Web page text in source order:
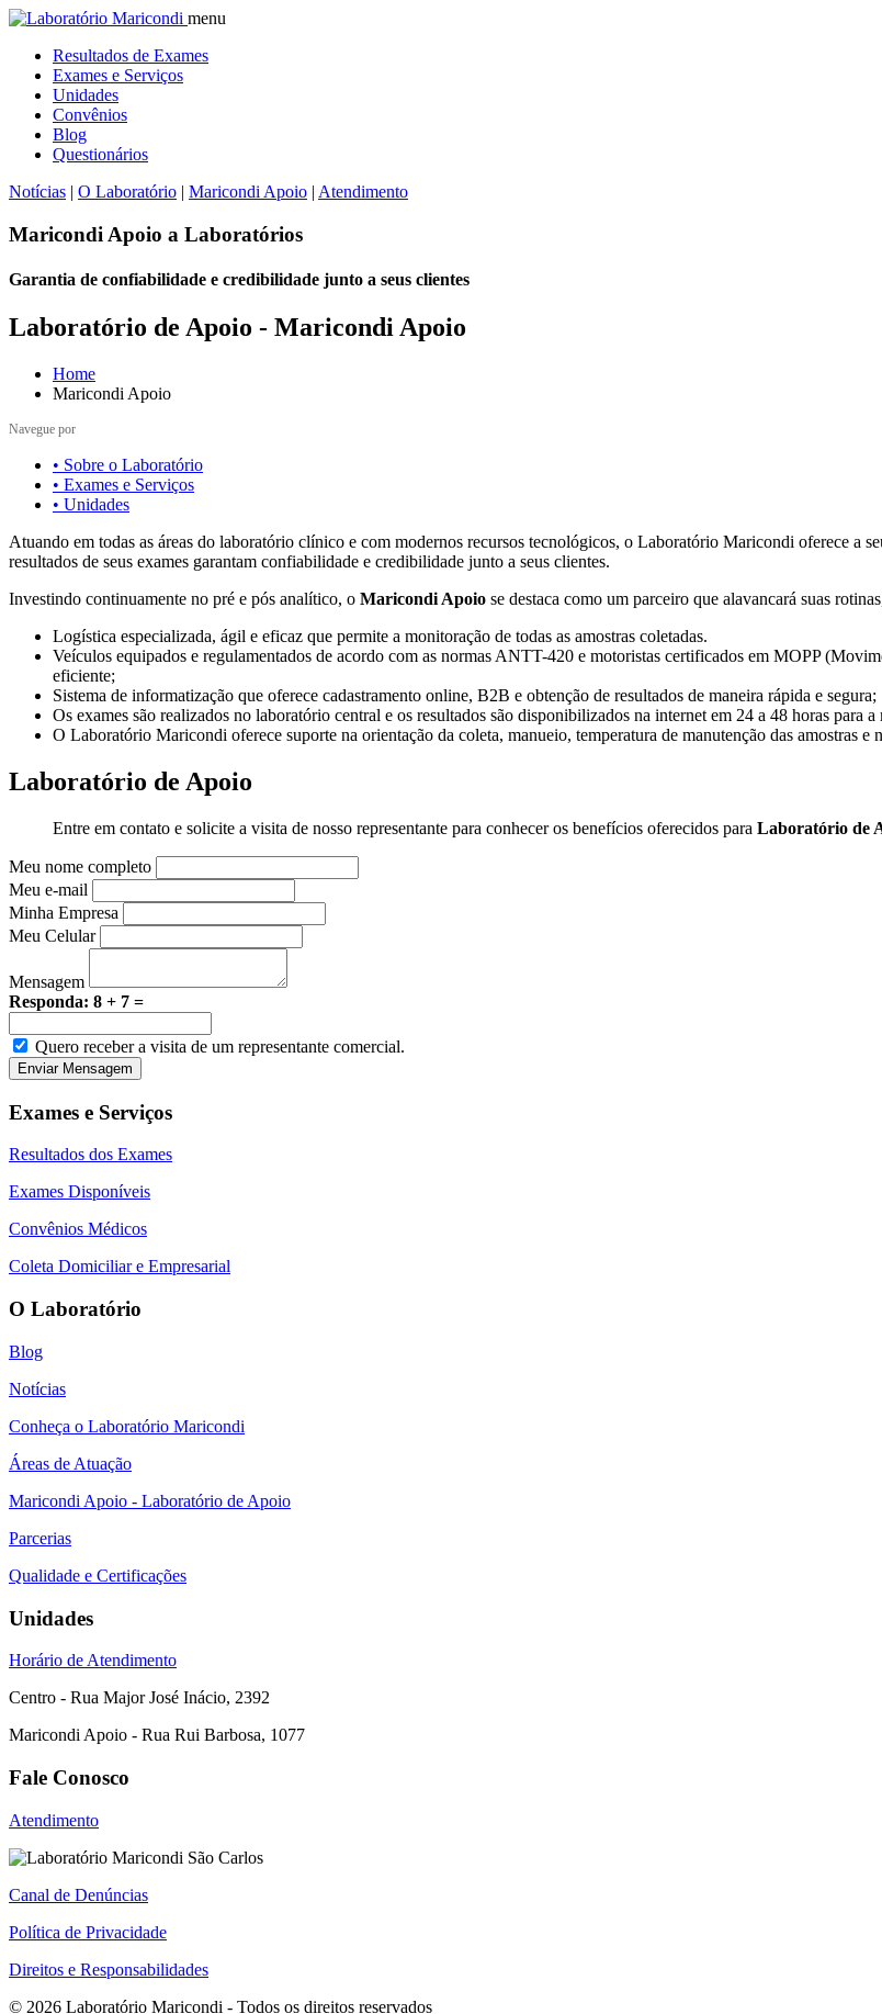
menu
Resultados de Exames
Exames e Serviços
Unidades
Convênios
Blog
Questionários
Notícias | O Laboratório | Maricondi Apoio | Atendimento
Maricondi Apoio a Laboratórios
Garantia de confiabilidade e credibilidade junto a seus clientes
Laboratório de Apoio - Maricondi Apoio
Home
Maricondi Apoio
Navegue por
• Sobre o Laboratório
• Exames e Serviços
• Unidades
Atuando em todas as áreas do laboratório clínico e com modernos recursos tecnológicos, o Laboratório Maricondi oferece a
resultados de seus exames garantam confiabilidade e credibilidade junto a seus clientes.
Investindo continuamente no pré e pós analítico, o Maricondi Apoio se destaca como um parceiro que alavancará suas
Logística especializada, ágil e eficaz que permite a monitoração de todas as amostras coletadas.
Veículos equipados e regulamentados de acordo com as normas ANTT-420 e motoristas certificados em MOPP
eficiente;
Sistema de informatização que oferece cadastramento online, B2B e obtenção de resultados de maneira rápida e segura;
Os exames são realizados no laboratório central e os resultados são disponibilizados na internet em 24 a 48 horas para
O Laboratório Maricondi oferece suporte na orientação da coleta, manueio, temperatura de manutenção das amostras e
Laboratório de Apoio
Entre em contato e solicite a visita de nosso representante para conhecer os benefícios oferecidos para Laboratório de
Meu nome completo
Meu e-mail
Minha Empresa
Meu Celular
Mensagem
Responda: 8 + 7 =
Quero receber a visita de um representante comercial.
Enviar Mensagem
Exames e Serviços
Resultados dos Exames
Exames Disponíveis
Convênios Médicos
Coleta Domiciliar e Empresarial
O Laboratório
Blog
Notícias
Conheça o Laboratório Maricondi
Áreas de Atuação
Maricondi Apoio - Laboratório de Apoio
Parcerias
Qualidade e Certificações
Unidades
Horário de Atendimento
Centro - Rua Major José Inácio, 2392
Maricondi Apoio - Rua Rui Barbosa, 1077
Fale Conosco
Atendimento
Canal de Denúncias
Política de Privacidade
Direitos e Responsabilidades
© 2026 Laboratório Maricondi - Todos os direitos reservados